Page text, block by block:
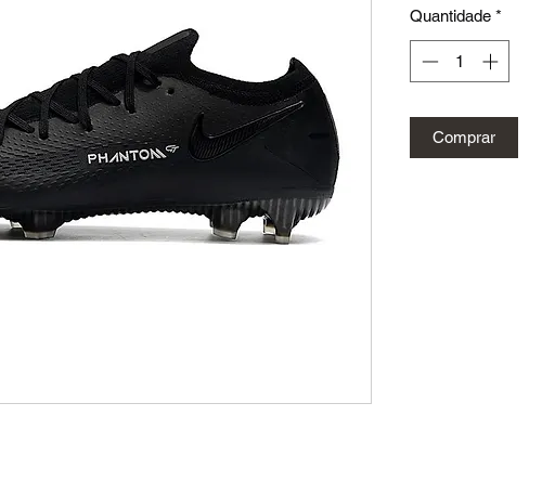
Quantidade *
Comprar